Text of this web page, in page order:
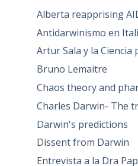
Alberta reapprising
Antidarwinismo en
Artur Sala y la Ciencia
Bruno Lemaitre
Chaos theory and
Charles Darwin- The
Darwin's predictions
Dissent from Darwin
Entrevista a la Dra